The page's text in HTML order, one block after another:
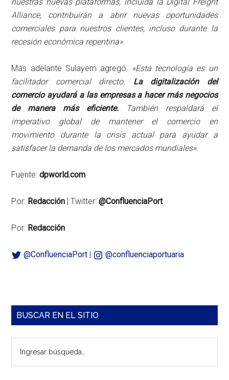
Alliance, contribuirán a abrir nuevas oportunidades
comerciales para nuestros clientes, incluso durante la
recesión económica repentina».
Más adelante Sulayem agregó: «Esta tecnología es un
facilitador comercial directo. La digitalización del
comercio ayudará a las empresas a hacer más negocios
de manera más eficiente. También respaldará el
imperativo global de mantener el comercio en
movimiento durante la crisis actual para ayudar a
satisfacer la demanda de los mercados mundiales».
Fuente:dpworld.com
Por: Redacción | Twitter:@ConfluenciaPort
Por: Redacción
@ConfluenciaPort | @confluenciaportuaria
Barra
principal
BUSCAR EN EL SITIO
búsqueda…